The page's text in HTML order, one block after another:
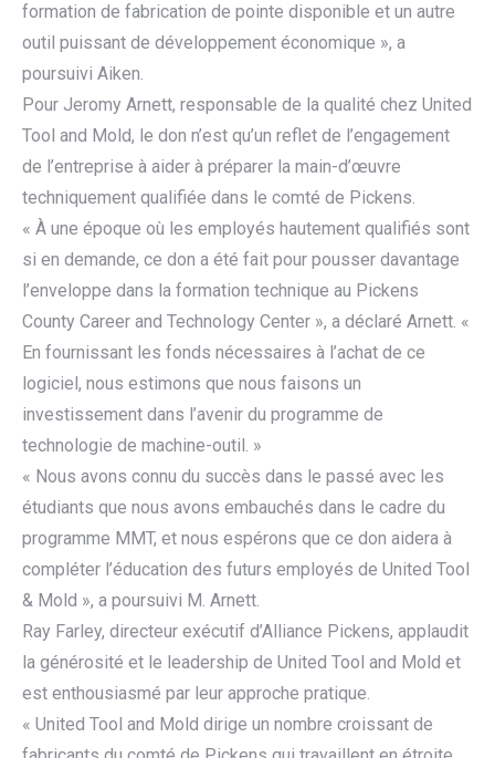
formation de fabrication de pointe disponible et un autre
outil puissant de développement économique », a
poursuivi Aiken.
Pour Jeromy Arnett, responsable de la qualité chez United
Tool and Mold, le don n’est qu’un reflet de l’engagement
de l’entreprise à aider à préparer la main-d’œuvre
techniquement qualifiée dans le comté de Pickens.
« À une époque où les employés hautement qualifiés sont
si en demande, ce don a été fait pour pousser davantage
l’enveloppe dans la formation technique au Pickens
County Career and Technology Center », a déclaré Arnett. «
En fournissant les fonds nécessaires à l’achat de ce
logiciel, nous estimons que nous faisons un
investissement dans l’avenir du programme de
technologie de machine-outil. »
« Nous avons connu du succès dans le passé avec les
étudiants que nous avons embauchés dans le cadre du
programme MMT, et nous espérons que ce don aidera à
compléter l’éducation des futurs employés de United Tool
& Mold », a poursuivi M. Arnett.
Ray Farley, directeur exécutif d’Alliance Pickens, applaudit
la générosité et le leadership de United Tool and Mold et
est enthousiasmé par leur approche pratique.
« United Tool and Mold dirige un nombre croissant de